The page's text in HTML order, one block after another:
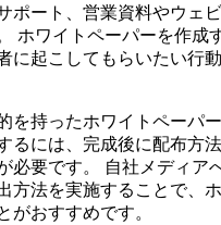
ポート、営業資料やウェ
ホワイトペーパーを作成
に起こしてもらいたい行
を持ったホワイトペーパ
るには、完成後に配布方
必要です。 自社メディア
方法を実施することで、
がおすすめです。